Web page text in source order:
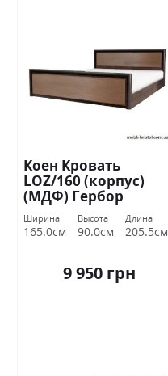
Коен Кровать
LOZ/160 (корпус)
(МДФ) Гербор
Ширина
165.0см
Высота
90.0см
Длина
205.5см
9 950 грн